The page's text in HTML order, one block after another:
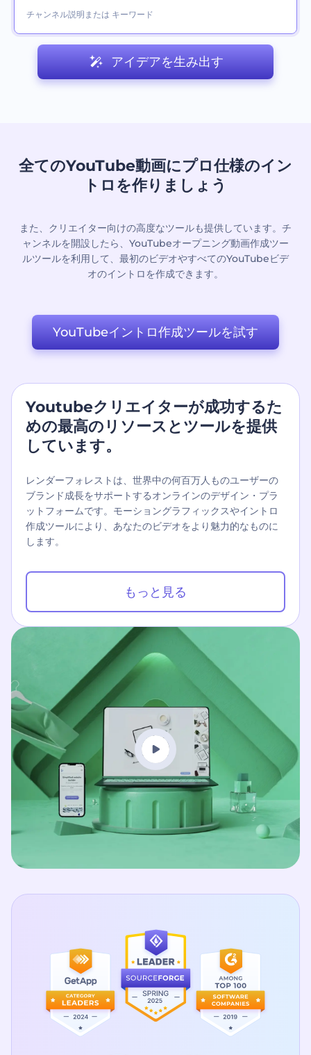
アイデアを生み出す
全てのYouTube動画にプロ仕様のイン
トロを作りましょう
また、クリエイター向けの高度なツールも提供しています。チ
ャンネルを開設したら、YouTubeオープニング動画作成ツー
ルツールを利用して、最初のビデオやすべてのYouTubeビデ
オのイントロを作成できます。
YouTubeイントロ作成ツールを試す
Youtubeクリエイターが成功するた
めの最高のリソースとツールを提供
しています。
レンダーフォレストは、世界中の何百万人ものユーザーの
ブランド成長をサポートするオンラインのデザイン・プラ
ットフォームです。モーショングラフィックスやイントロ
作成ツールにより、あなたのビデオをより魅力的なものに
します。
もっと見る